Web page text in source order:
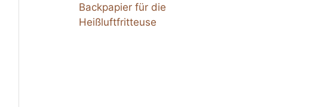
Backpapier für die
Heißluftfritteuse